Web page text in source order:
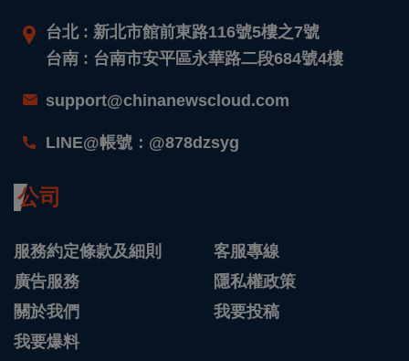
台北 : 新北市館前東路116號5樓之7號
台南 : 台南市安平區永華路二段684號4樓
support@chinanewscloud.com
LINE@帳號：@878dzsyg
公司
服務約定條款及細則
客服專線
廣告服務
隱私權政策
關於我們
我要投稿
我要爆料